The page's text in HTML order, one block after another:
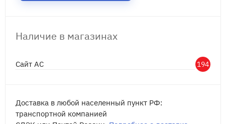
Наличие в магазинах
Сайт АС 194
Доставка в любой населенный пункт РФ:
транспортной компанией